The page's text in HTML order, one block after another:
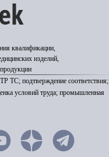
квалификации,
изделий,
ТС; подтверждение соответствия;
условий труда; промышленная